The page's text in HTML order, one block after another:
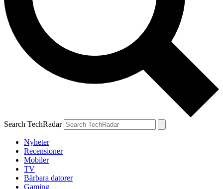
Search TechRadar
Nyheter
Recensioner
Mobiler
TV
Bärbara datorer
Gaming